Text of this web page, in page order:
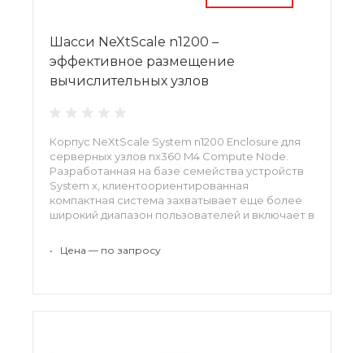
Шасси NeXtScale n1200 –
эффективное размещение
вычислительных узлов
Корпус NeXtScale System n1200 Enclosure для
серверных узлов nx360 M4 Compute Node.
Разработанная на базе семейства устройств
System x, клиентоориентированная
компактная система захватывает еще более
широкий диапазон пользователей и включает в
отсеков.
• Цена — по запросу